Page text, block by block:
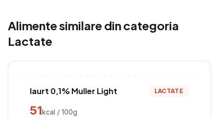
Alimente similare din categoria
Lactate
Iaurt 0,1% Muller Light LACTATE
51kcal / 100g